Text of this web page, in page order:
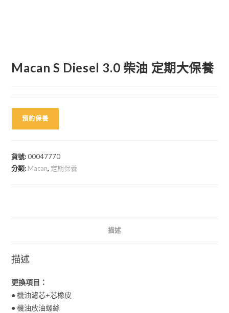
Macan S Diesel 3.0 柴油 定期大保養
預約保養
貨號:00047770
分類: Macan, 定期保養
描述
描述
更換項目：
● 機油濾芯+芯橡皮
● 機油放油螺絲